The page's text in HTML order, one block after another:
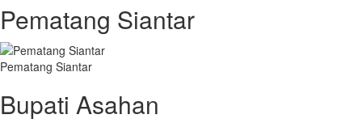
Pematang Siantar
Pematang Siantar
Bupati Asahan